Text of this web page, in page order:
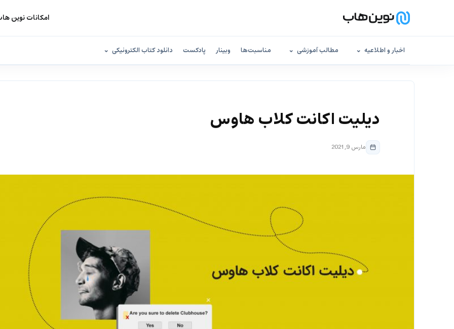
امکانات نوین
اخبار و اطلاعیه مطالب آموزشی مناسبت‌ها وبینار پادکست دانلود کتاب الکترونیکی
دیلیت اکانت کلاب هاوس
مارس 9, 2021